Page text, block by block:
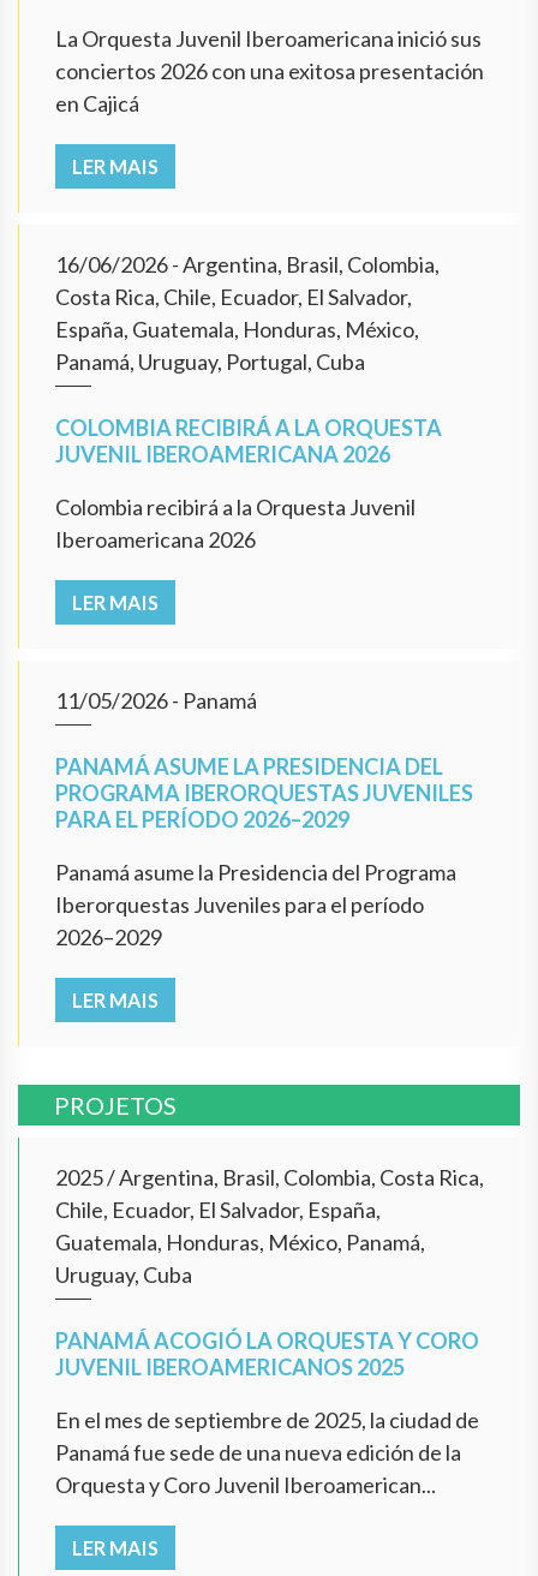
La Orquesta Juvenil Iberoamericana inició sus
conciertos 2026 con una exitosa presentación
en Cajicá
LER MAIS
16/06/2026- Argentina, Brasil, Colombia,
Costa Rica, Chile, Ecuador, El Salvador,
España, Guatemala, Honduras, México,
Panamá, Uruguay, Portugal, Cuba
COLOMBIA RECIBIRÁ A LA ORQUESTA
JUVENIL IBEROAMERICANA 2026
Colombia recibirá a la Orquesta Juvenil
Iberoamericana 2026
LER MAIS
11/05/2026- Panamá
PANAMÁ ASUME LA PRESIDENCIA DEL
PROGRAMA IBERORQUESTAS JUVENILES
PARA EL PERÍODO 2026–2029
Panamá asume la Presidencia del Programa
Iberorquestas Juveniles para el período
2026–2029
LER MAIS
PROJETOS
2025/Argentina, Brasil, Colombia, Costa Rica,
Chile, Ecuador, El Salvador, España,
Guatemala, Honduras, México, Panamá,
Uruguay, Cuba
PANAMÁ ACOGIÓ LA ORQUESTA Y CORO
JUVENIL IBEROAMERICANOS 2025
En el mes de septiembre de 2025, la ciudad de
Panamá fue sede de una nueva edición de la
Orquesta y Coro Juvenil Iberoamerican...
LER MAIS